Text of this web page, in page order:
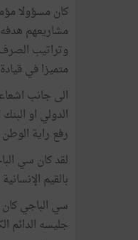
كان مسؤولا
وتراتيب
متميزا في
الى جانب
الدولي او
رفع راية
لقد كان سي
بالقيم
سي الباجي كان
جليسه الدائم